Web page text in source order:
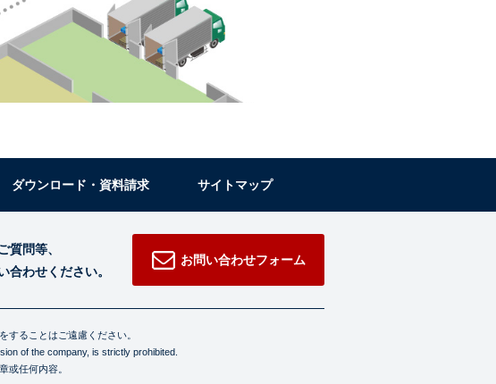
ダウンロード・資料請求 サイトマップ
質問等、
合わせください。
お問い合わせフォーム
することはご遠慮ください。
of the company, is strictly prohibited.
或任何内容。